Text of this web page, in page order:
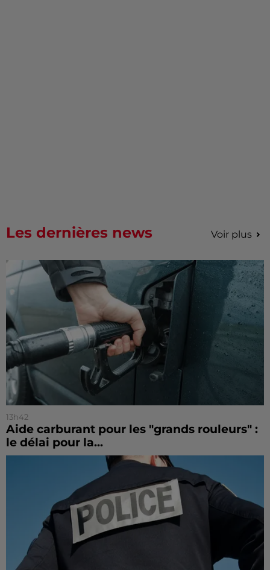
Les dernières news Voir plus
13h42
Aide carburant pour les "grands rouleurs" :
le délai pour la...